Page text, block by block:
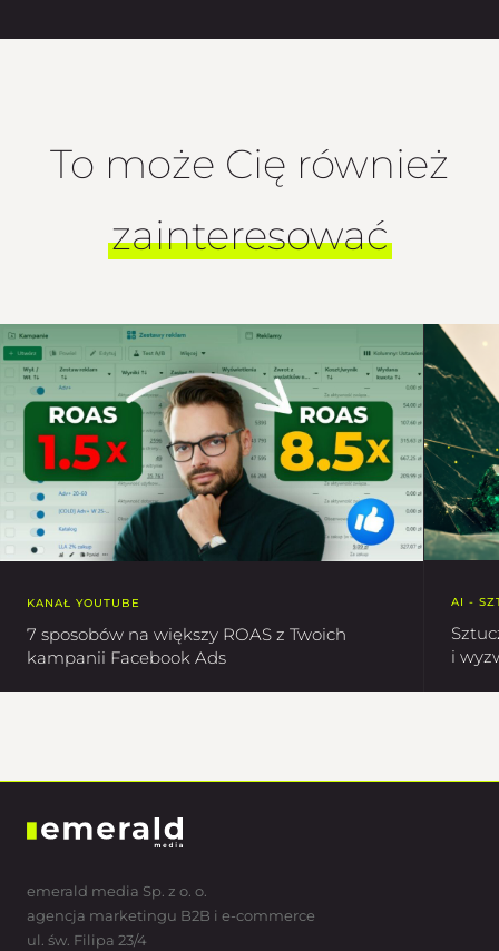
To może Cię również
zainteresować
KANAŁ YOUTUBE
7 sposobów na większy ROAS z Twoich
kampanii Facebook Ads
AI -
i
emerald media Sp. z o. o.
agencja marketingu B2B i e-commerce
ul. św. Filipa 23/4